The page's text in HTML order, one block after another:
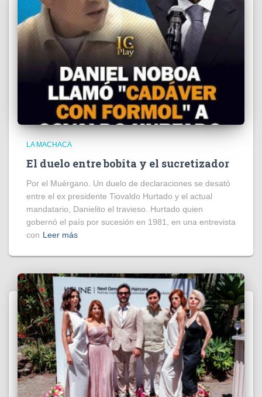
LA MACHACA
El duelo entre bobita y el sucretizador
Por el Muérgano. Un duelo de declaraciones se desató
entre el ex presidente Tiovaldo Hurtado y el actual
mandatario, Danielito el travieso. Hurtado quien
gobernó el país por sucesión en 1981, en una entrevista
con Leer más